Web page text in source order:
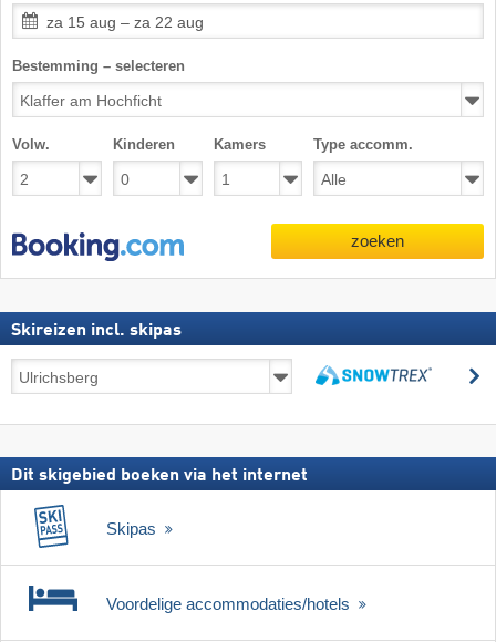
za 15 aug – za 22 aug
Bestemming – selecteren
Volw. Kinderen Kamers Type accomm.
zoeken
Skireizen incl. skipas
incl.
Dit skigebied boeken via het internet
Skipas
Voordelige accommodaties/hotels